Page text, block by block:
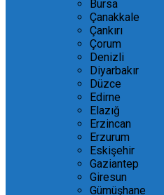
Bursa
Çanakkale
Çankırı
Çorum
Denizli
Diyarbakır
Düzce
Edirne
Elazığ
Erzincan
Erzurum
Eskişehir
Gaziantep
Giresun
Gümüşhane